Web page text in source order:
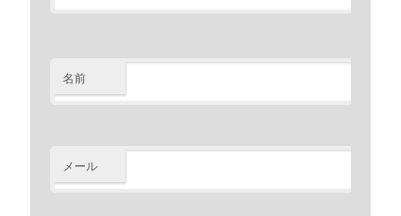
名前
メール